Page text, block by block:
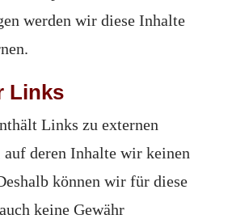
werden wir diese Inhalte
Links
Links zu externen
deren Inhalte wir keinen
können wir für diese
keine Gewähr